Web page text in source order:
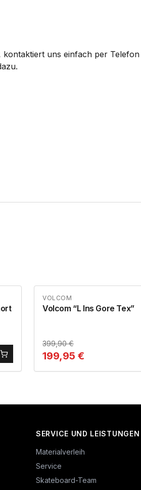
uns einfach per Telefon
VOLCOM
Volcom “L Ins Gore Tex”
399,90€
199,95 €
SERVICE UND LEISTUNGEN
Materialverleih
Service
Skateboard-Team